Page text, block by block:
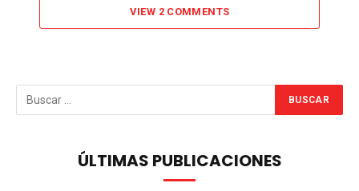
VIEW 2 COMMENTS
ÚLTIMAS PUBLICACIONES